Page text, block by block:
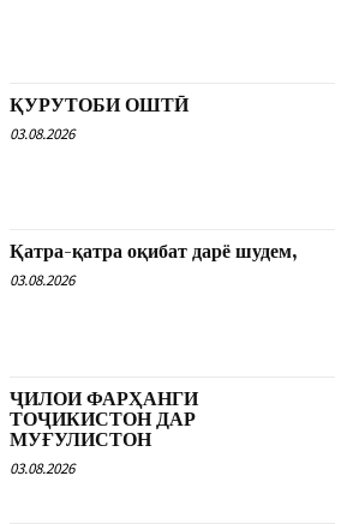
ҚУРУТОБИ ОШТӢ
03.08.2026
Қатра-қатра оқибат дарё шудем,
03.08.2026
ҶИЛОИ ФАРҲАНГИ
ТОҶИКИСТОН ДАР
МУҒУЛИСТОН
03.08.2026